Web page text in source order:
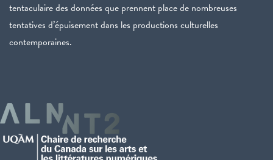
tentaculaire des données que prennent place de nombreuses
tentatives d’épuisement dans les productions culturelles
contemporaines.